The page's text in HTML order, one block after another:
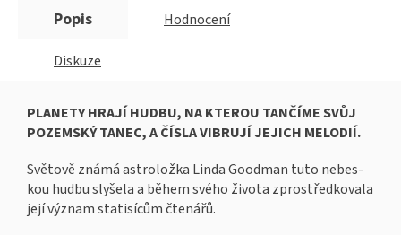
Popis Hodnocení
Diskuze
PLANETY HRAJÍ HUDBU, NA KTEROU TANČÍME SVŮJ
POZEMSKÝ TANEC, A ČÍSLA VIBRUJÍ JEJICH MELODIÍ.
Světově známá astroložka Linda Goodman tuto nebes­
kou hudbu slyšela a během svého života zprostředkovala
její význam statisícům čtenářů.